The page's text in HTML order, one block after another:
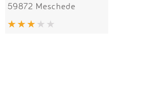
59872 Meschede